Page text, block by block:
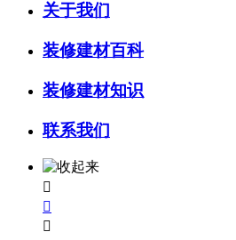
关于我们
装修建材百科
装修建材知识
联系我们


